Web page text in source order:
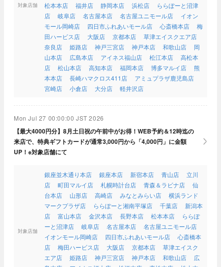
対象店舗
松本本店
福井店 静岡本店 浜松店
ららぽーと沼津
店
岐阜店 名古屋本店 名古屋ユニモール店
イオン
モール岡崎店
四日市ふれあいモール店 心斎橋本店
梅
田ハービス店
大阪店 京都本店
草津エイスクエア店
奈良店
姫路店 神戸三宮店 神戸本店 和歌山店
岡
山本店
広島本店 アイネス福山店 松江本店
高松本
店
松山本店 高知本店 福岡本店 博多マルイ店
熊
本本店
長崎ハマクロス411店
アミュプラザ鹿児島店
宮崎店
小倉店 大分店 軽井沢店
Mon Jul 27 00:00:00 JST 2026
【最大4000円分】8月土日祝の午前中がお得！WEB予約＆12時迄の
来店で、特典ギフトカードが通常3,000円から「4,000円」に金額
UP！※対象店舗にて
対象店舗
銀座並木通り本店 銀座本店 新宿本店 青山店
立川
店
町田マルイ店 札幌時計台店 青森＆ラビナ店
仙
台本店
山形店 高崎店 みなとみらい店
横浜ランド
マークプラザ店
ららぽーと湘南平塚店 千葉店
新潟本
店
富山本店 金沢本店 長野本店 松本本店
ららぽ
ーと沼津店
岐阜店 名古屋本店
名古屋ユニモール店
イオンモール岡崎店
四日市ふれあいモール店
心斎橋本
店
梅田ハービス店 大阪店 京都本店
草津エイスク
エア店
姫路店 神戸三宮店 神戸本店 和歌山店
広